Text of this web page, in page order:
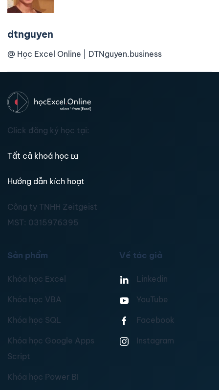
dtnguyen
@ Học Excel Online | DTNguyen.business
Click đăng ký học tại:
Tất cả khoá học 📖
Hướng dẫn kích hoạt
Công ty TNHH Zeitgeist
MST: 0315976395
Sản phẩm
Khóa học Excel
Khóa học VBA
Khóa học SQL
Khóa học Google Apps
Script
Khóa học Power BI
Về tác giả
Linkedin
YouTube
Facebook
Instagram